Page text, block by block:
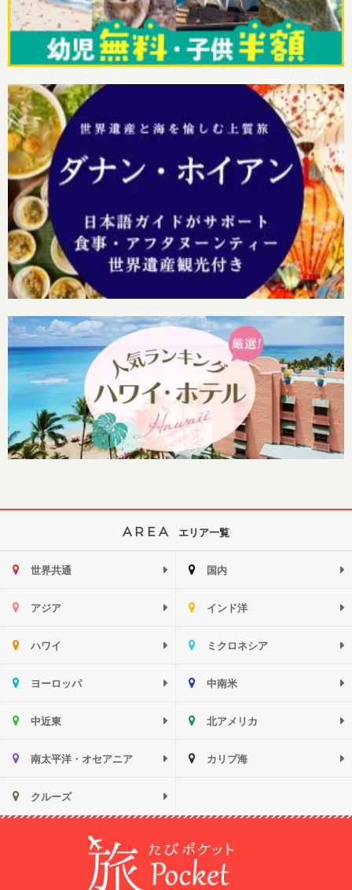
AREA エリア一覧
世界共通 国内
アジア インド洋
ハワイ ミクロネシア
ヨーロッパ 中南米
中近東 北アメリカ
南太平洋・オセアニア カリブ海
クルーズ